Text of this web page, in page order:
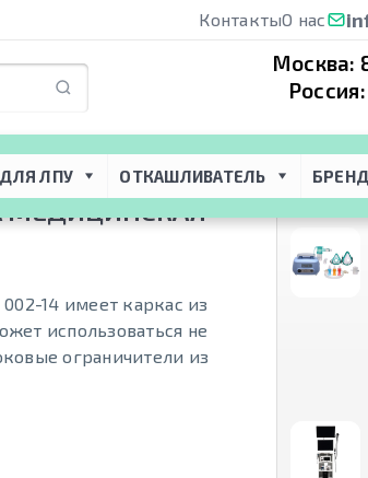
КонтактыО нас
Москва:
Россия:
ЛПУ ОТКАШЛИВАТЕЛЬ
МЕДИЦИНСКАЯ
14 имеет каркас из
использоваться не
ограничители из